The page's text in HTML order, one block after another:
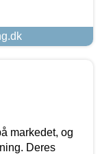
markedet, og
Deres